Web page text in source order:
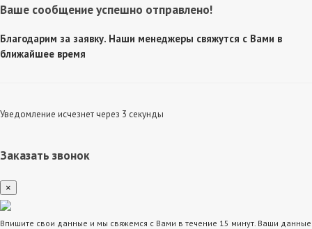
Ваше сообщение успешно отправлено!
Благодарим за заявку. Наши менеджеры свяжутся с Вами в
ближайшее время
Уведомление исчезнет через 3 секунды
Заказать звонок
×
Впишите свои данные и мы свяжемся с Вами в течение 15 минут. Ваши данные